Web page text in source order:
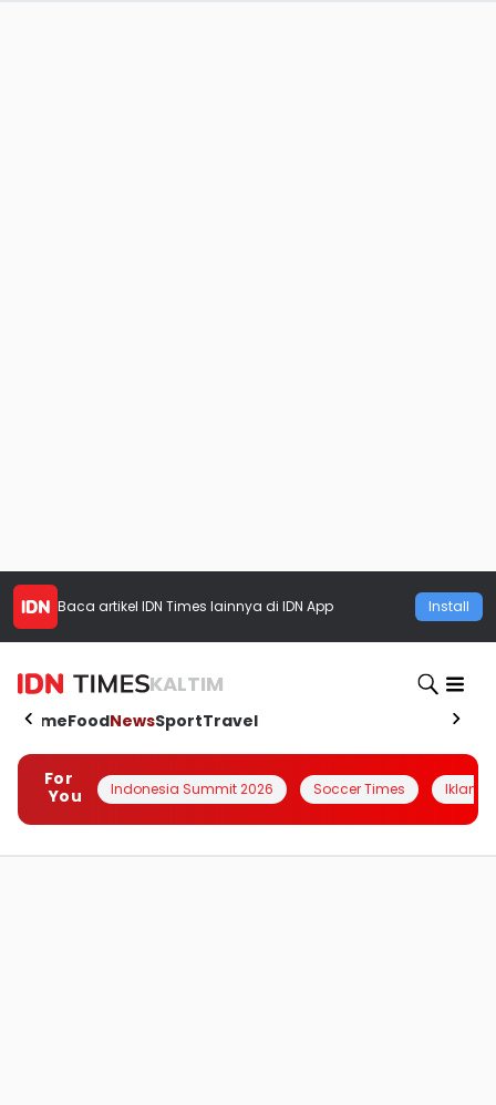
Baca artikel IDN Times lainnya di IDN App Install
KALTIM
HomeFoodNewsSportTravel
For
You
Indonesia Summit 2026 Soccer Times Iklanin